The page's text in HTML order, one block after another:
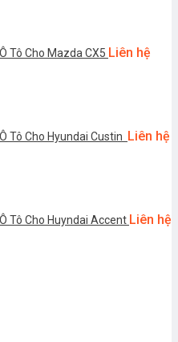
Tô Cho Mazda CX5 Liên hệ
Tô Cho Hyundai Custin Liên hệ
Tô Cho Huyndai Accent Liên hệ